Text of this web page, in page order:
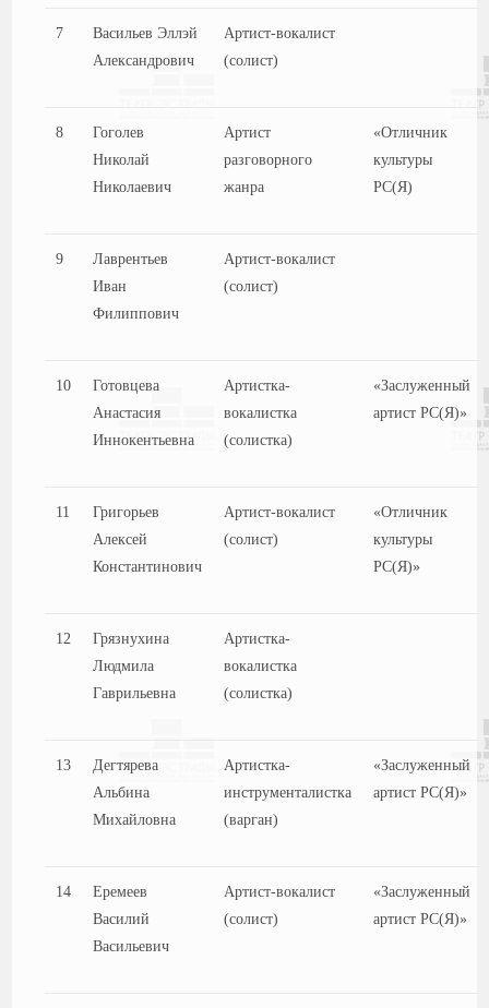
7
Васильев Эллэй
Александрович
Артист-вокалист
(солист)
8
Гоголев
Николай
Николаевич
Артист
разговорного
жанра
«Отличник
культуры
РС(Я)
9
Лаврентьев
Иван
Филиппович
Артист-вокалист
(солист)
10
Готовцева
Анастасия
Иннокентьевна
Артистка-
вокалистка
(солистка)
«Заслуженный
артист РС(Я)»
11
Григорьев
Алексей
Константинович
Артист-вокалист
(солист)
«Отличник
культуры
РС(Я)»
12
Грязнухина
Людмила
Гаврильевна
Артистка-
вокалистка
(солистка)
13
Дегтярева
Альбина
Михайловна
Артистка-
инструменталистка
(варган)
«Заслуженный
артист РС(Я)»
14
Еремеев
Василий
Васильевич
Артист-вокалист
(солист)
«Заслуженный
артист РС(Я)»